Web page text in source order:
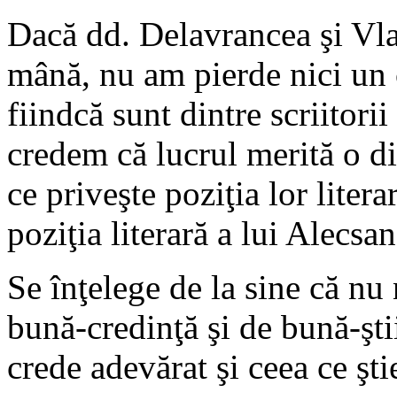
Dacă dd. Delavrancea şi
mână, nu am pierde nici
fiindcă sunt dintre
credem că lucrul merită o
ce priveşte poziţia lor
poziţia literară a lui
Se înţelege de la sine că
bună-credinţă şi de bună-
crede adevărat şi ceea ce